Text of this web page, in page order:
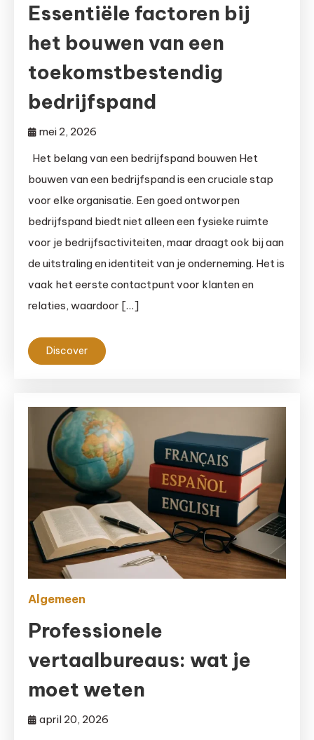
Essentiële factoren bij
het bouwen van een
toekomstbestendig
bedrijfspand
mei 2, 2026
Het belang van een bedrijfspand bouwen Het
bouwen van een bedrijfspand is een cruciale stap
voor elke organisatie. Een goed ontworpen
bedrijfspand biedt niet alleen een fysieke ruimte
voor je bedrijfsactiviteiten, maar draagt ook bij aan
de uitstraling en identiteit van je onderneming. Het is
vaak het eerste contactpunt voor klanten en
relaties, waardoor […]
Discover
Algemeen
Professionele
vertaalbureaus: wat je
moet weten
april 20, 2026